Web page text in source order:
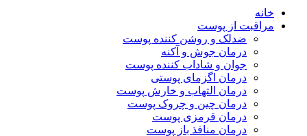
خانه
مراقبت از پوست
ضدلک و روشن کننده پوست
درمان جوش و آکنه
جوان و شاداب کننده پوست
درمان اگزمای پوستی
درمان التهاب و خارش پوست
درمان چین و چروک پوست
درمان قرمزی پوست
درمان منافذ باز پوست